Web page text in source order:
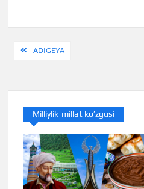
PostADIGEYA
Milliylik-millat ko’zgusi